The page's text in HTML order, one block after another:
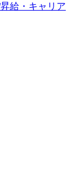
給・キャリア